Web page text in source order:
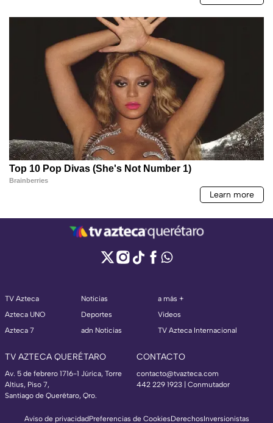
TV Azteca
Azteca UNO
Azteca 7
Noticias
Deportes
adn Noticias
a más +
Videos
TV Azteca Internacional
TV AZTECA QUERÉTARO
Av. 5 de febrero 1716-1 Júrica, Torre
Altius, Piso 7,
Santiago de Querétaro, Qro.
CONTACTO
contacto@tvazteca.com
442 229 1923 | Conmutador
Aviso de privacidadPreferencias de CookiesDerechosInversionistas